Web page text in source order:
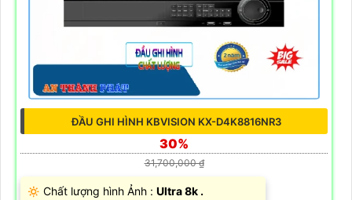
ĐẦU GHI HÌNH KBVISION KX-D4K8816NR3
30%
31,700,000 ₫
🔅 Chất lượng hình Ảnh : Ultra 8k .